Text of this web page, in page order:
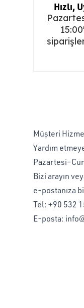
Hızlı,
Müşteri
Yardım
Bizi arayın
e-postanıza
Tel: +90 532
E-posta: